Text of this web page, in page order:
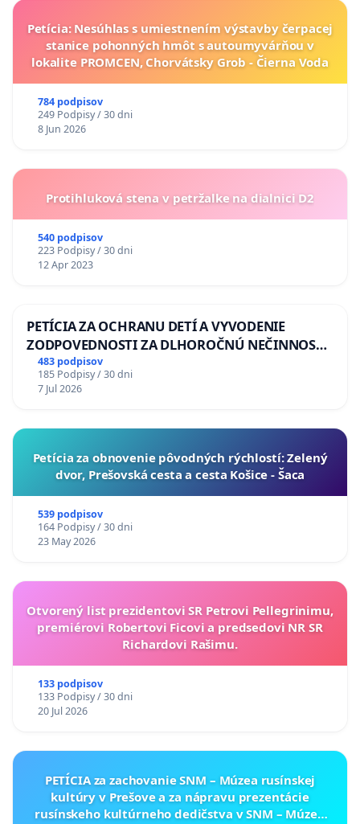
Petícia: Nesúhlas s umiestnením výstavby čerpacej
stanice pohonných hmôt s autoumyvárňou v
lokalite PROMCEN, Chorvátsky Grob - Čierna Voda
784 podpisov
249 Podpisy / 30 dni
8 Jun 2026
Protihluková stena v petržalke na dialnici D2
540 podpisov
223 Podpisy / 30 dni
12 Apr 2023
PETÍCIA ZA OCHRANU DETÍ A VYVODENIE
ZODPOVEDNOSTI ZA DLHOROČNÚ NEČINNOSŤ
A ZLYHANIE ŠTÁTU
483 podpisov
185 Podpisy / 30 dni
7 Jul 2026
​Petícia za obnovenie pôvodných rýchlostí: Zelený
dvor, Prešovská cesta a cesta Košice - Šaca
539 podpisov
164 Podpisy / 30 dni
23 May 2026
Otvorený list prezidentovi SR Petrovi Pellegrinimu,
premiérovi Robertovi Ficovi a predsedovi NR SR
Richardovi Rašimu.
133 podpisov
133 Podpisy / 30 dni
20 Jul 2026
PETÍCIA za zachovanie SNM – Múzea rusínskej
kultúry v Prešove a za nápravu prezentácie
rusínskeho kultúrneho dedičstva v SNM – Múzeu